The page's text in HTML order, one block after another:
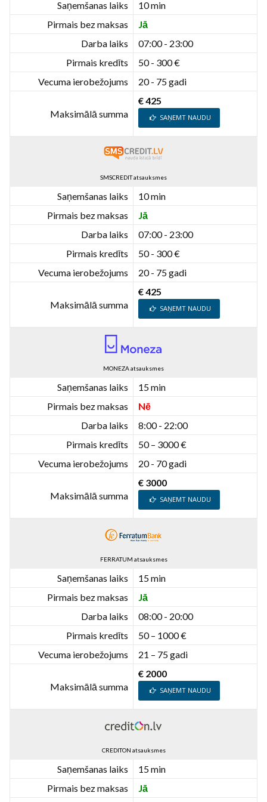
Saņemšanas laiks
10 min
Pirmais bez maksas
Jā
Darba laiks
07:00 - 23:00
Pirmais kredīts
50 - 300 €
Vecuma ierobežojums
20 - 75 gadi
Maksimālā summa
€ 425
SAŅEMT NAUDU
SMSCREDIT atsauksmes
Saņemšanas laiks
10 min
Pirmais bez maksas
Jā
Darba laiks
07:00 - 23:00
Pirmais kredīts
50 - 300 €
Vecuma ierobežojums
20 - 75 gadi
Maksimālā summa
€ 425
SAŅEMT NAUDU
MONEZA atsauksmes
Saņemšanas laiks
15 min
Pirmais bez maksas
Nē
Darba laiks
8:00 - 22:00
Pirmais kredīts
50 – 3000 €
Vecuma ierobežojums
20 - 70 gadi
Maksimālā summa
€ 3000
SAŅEMT NAUDU
FERRATUM atsauksmes
Saņemšanas laiks
15 min
Pirmais bez maksas
Jā
Darba laiks
08:00 - 20:00
Pirmais kredīts
50 – 1000 €
Vecuma ierobežojums
21 – 75 gadi
Maksimālā summa
€ 2000
SAŅEMT NAUDU
CREDITON atsauksmes
Saņemšanas laiks
15 min
Pirmais bez maksas
Jā